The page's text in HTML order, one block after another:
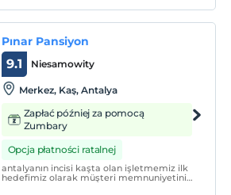
sunmaktadır. Tesiste, 7/24 resepsiyon ve
bahçe bulunmaktadır.
Pınar Pansiyon
Niesamowity
9.1
Merkez, Kaş, Antalya
Zapłać później za pomocą
Zumbary
Opcja płatności ratalnej
antalyanın incisi kaşta olan işletmemiz ilk
hedefimiz olarak müşteri memnuniyetini